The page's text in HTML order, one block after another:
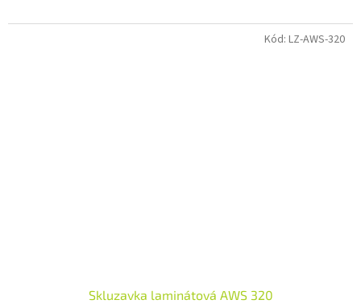
Skluzavka laminátová AWS 320
Kód: LZ-AWS-320